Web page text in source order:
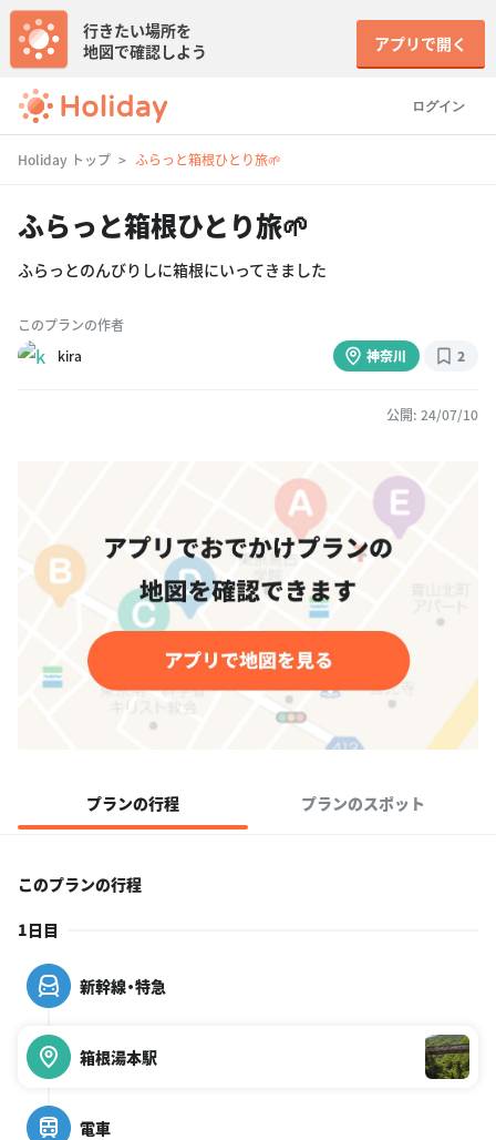
ログイン
行きたい場所を
地図で確認しよう
アプリで開く
Holiday トップ ふらっと箱根ひとり旅🌱
ふらっと箱根ひとり旅🌱
ふらっとのんびりしに箱根にいってきました
このプランの作者
kira
神奈川 2
公開: 24/07/10
プランの行程 プランのスポット
このプランの行程
1日目
新幹線・特急
箱根湯本駅
電車